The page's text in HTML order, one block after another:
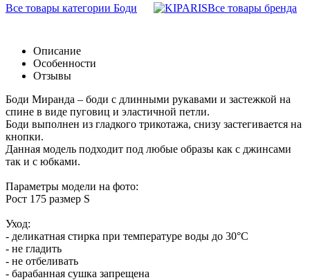
Все товары категории Боди
Все товары бренда
Описание
Особенности
Отзывы
Боди Миранда – боди с длинными рукавами и застежкой на
спине в виде пуговиц и эластичной петли.
Боди выполнен из гладкого трикотажа, снизу застегивается на
кнопки.
Данная модель подходит под любые образы как с джинсами
так и с юбками.
Параметры модели на фото:
Рост 175 размер S
Уход:
- деликатная стирка при температуре воды до 30°C
- не гладить
- не отбеливать
- барабанная сушка запрещена